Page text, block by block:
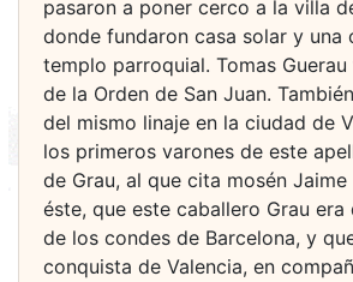
pasaron a poner cerco a la villa
donde fundaron casa solar y una
templo parroquial. Tomas
de la Orden de San Juan.
del mismo linaje en la ciudad de
los primeros varones de este
de Grau, al que cita mosén Jaime
éste, que este caballero Grau era
de los condes de Barcelona, y
conquista de Valencia, en